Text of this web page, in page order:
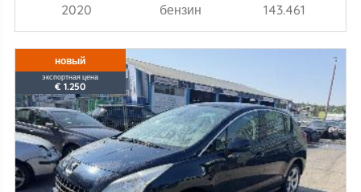
2020 бензин 143.461
новый
экспортная цена
€ 1.250